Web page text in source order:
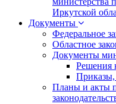
Иркутской
Документы
Федеральное
Областное
Документы
Решения
Приказы,
Планы и акты